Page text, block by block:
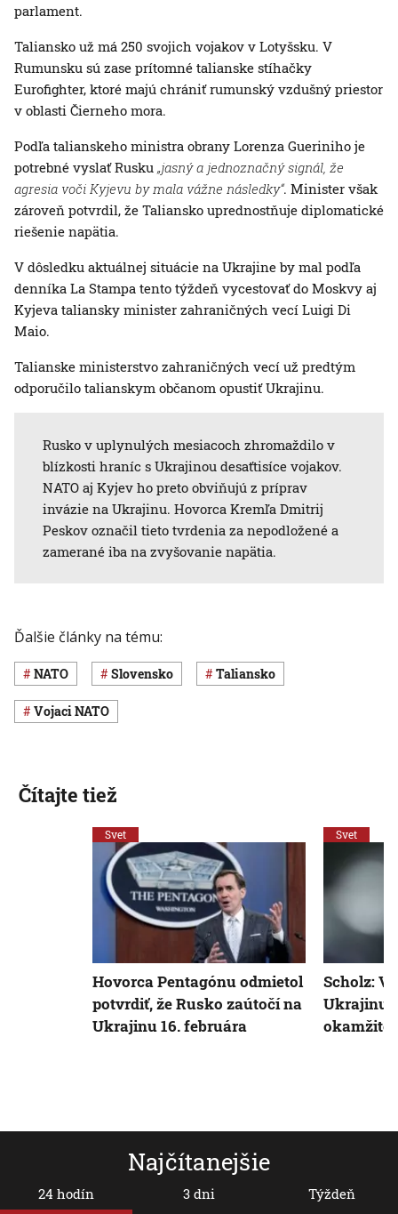
parlament.
Taliansko už má 250 svojich vojakov v Lotyšsku. V
Rumunsku sú zase prítomné talianske stíhačky
Eurofighter, ktoré majú chrániť rumunský vzdušný priestor
v oblasti Čierneho mora.
Podľa talianskeho ministra obrany Lorenza Gueriniho je
potrebné vyslať Rusku „jasný a jednoznačný signál, že
agresia voči Kyjevu by mala vážne následky“. Minister však
zároveň potvrdil, že Taliansko uprednostňuje diplomatické
riešenie napätia.
V dôsledku aktuálnej situácie na Ukrajine by mal podľa
denníka La Stampa tento týždeň vycestovať do Moskvy aj
Kyjeva taliansky minister zahraničných vecí Luigi Di
Maio.
Talianske ministerstvo zahraničných vecí už predtým
odporučilo talianskym občanom opustiť Ukrajinu.
Rusko v uplynulých mesiacoch zhromaždilo v
blízkosti hraníc s Ukrajinou desaťtisíce vojakov.
NATO aj Kyjev ho preto obviňujú z príprav
invázie na Ukrajinu. Hovorca Kremľa Dmitrij
Peskov označil tieto tvrdenia za nepodložené a
zamerané iba na zvyšovanie napätia.
Ďalšie články na tému:
NATO Slovensko Taliansko
vojaci NATO
Najčítanejšie
24 hodín 3 dni Týždeň
Čítajte tiež
Svet
Hovorca Pentagónu odmietol
potvrdiť, že Rusko zaútočí na
Ukrajinu 16. februára
Svet
Scholz: V
Ukrajinu
okamžite